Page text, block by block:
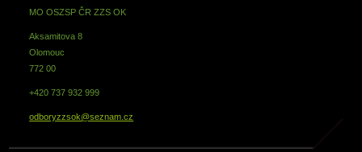
MO OSZSP ČR ZZS OK
Aksamitova 8
Olomouc
772 00
+420 737 932 999
odboryzzsok@seznam.cz